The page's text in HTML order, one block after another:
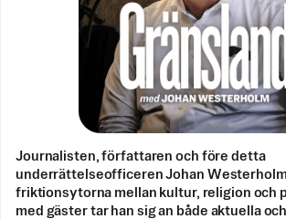
Journalisten, författaren och före detta
underrättelseofficeren Johan
friktionsytorna mellan kultur, religion och
med gäster tar han sig an både aktuella